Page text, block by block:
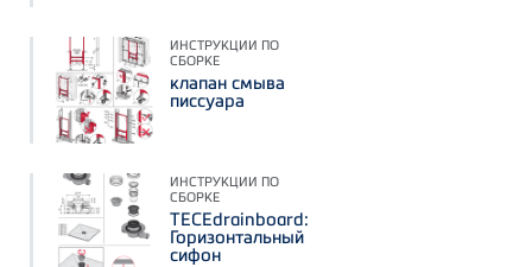
ИНСТРУКЦИИ ПО
СБОРКЕ
клапан смыва
писсуара
ИНСТРУКЦИИ ПО
СБОРКЕ
TECEdrainboard:
Горизонтальный
сифон